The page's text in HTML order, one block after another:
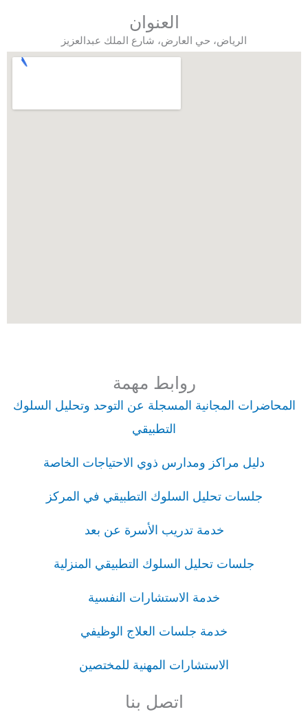
العنوان
الرياض، حي العارض، شارع الملك عبدالعزيز
روابط مهمة
المحاضرات المجانية المسجلة عن التوحد وتحليل السلوك
التطبيقي
دليل مراكز ومدارس ذوي الاحتياجات الخاصة
جلسات تحليل السلوك التطبيقي في المركز
خدمة تدريب الأسرة عن بعد
جلسات تحليل السلوك التطبيقي المنزلية
خدمة الاستشارات النفسية
خدمة جلسات العلاج الوظيفي
الاستشارات المهنية للمختصين
اتصل بنا